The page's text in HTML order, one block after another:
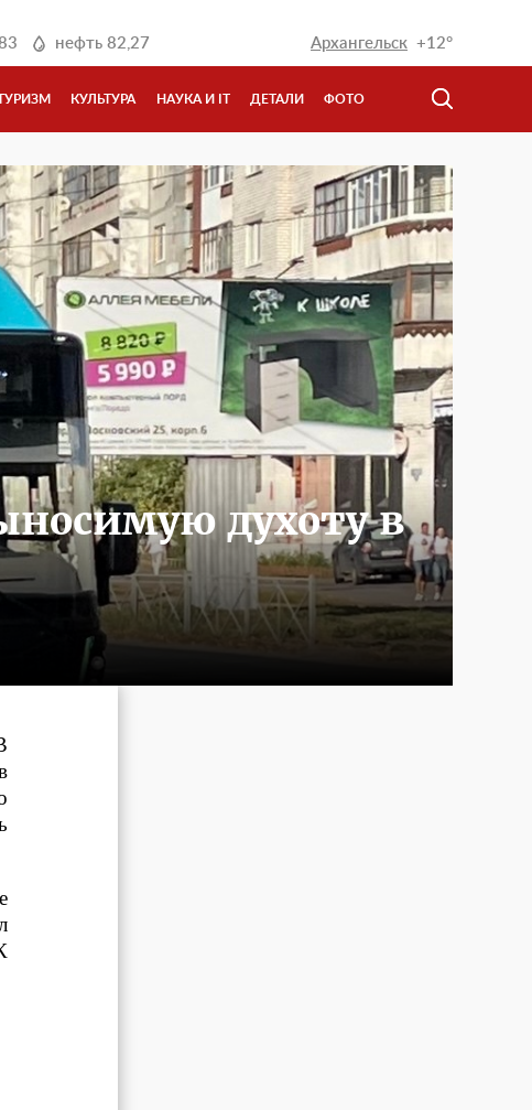
нефть 82,27 Архангельск +12°
КУЛЬТУРА НАУКА И IT ДЕТАЛИ ФОТО
духоту в